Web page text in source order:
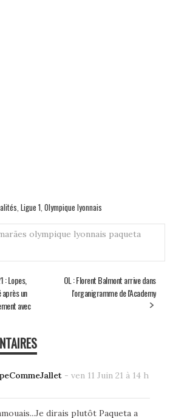
Ligue 1 Olympique lyonnais
olympique lyonnais paqueta
: Lopes,
un
avec
OL : Florent Balmont arrive dans
l'organigramme de l'Academy
- ven 11 Juin 21 à 14 h
dirais plutôt Paqueta a